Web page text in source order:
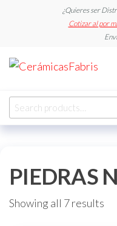
content
¿Quieres ser
Cotizar al por
Search
for:
PIEDRAS
Showing all 7 results